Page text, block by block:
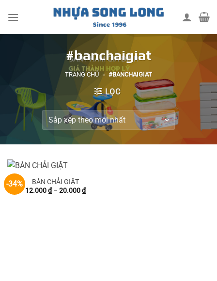
#banchaigiat
TRANG CHỦ » #BANCHAIGIAT
LỌC
-34%
BÀN CHẢI GIẶT
12.000₫ – 20.000₫Khoảng
giá: